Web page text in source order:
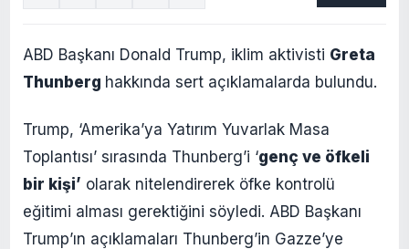
ABD Başkanı Donald Trump, iklim aktivisti Greta
Thunberg hakkında sert açıklamalarda bulundu.
Trump, ‘Amerika’ya Yatırım Yuvarlak Masa
Toplantısı’ sırasında Thunberg’i ‘genç ve öfkeli
bir kişi’ olarak nitelendirerek öfke kontrolü
eğitimi alması gerektiğini söyledi. ABD Başkanı
Trump’ın açıklamaları Thunberg’in Gazze’ye